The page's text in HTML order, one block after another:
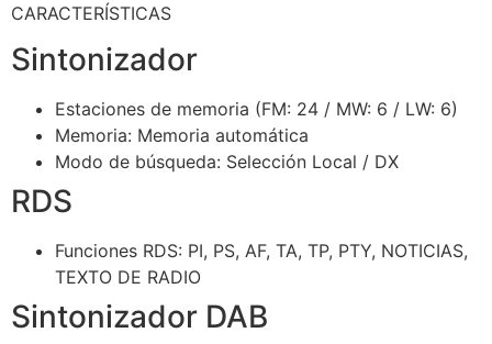
CARACTERÍSTICAS
Sintonizador
Estaciones de memoria (FM: 24 / MW: 6 / LW: 6)
Memoria: Memoria automática
Modo de búsqueda: Selección Local / DX
RDS
Funciones RDS: PI, PS, AF, TA, TP, PTY, NOTICIAS,
TEXTO DE RADIO
Sintonizador DAB